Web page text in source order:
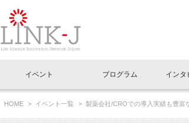
イベントお知らせメール登録
イベント
イベント一覧
プログラム
Out of Box相談室
インタ
インタビュー・コラム一覧
ニュース一覧
理事長挨拶
特別会員一覧
ラウンジ・会議室
HOME イベント一覧 製薬会社/CROでの導入実績も豊富